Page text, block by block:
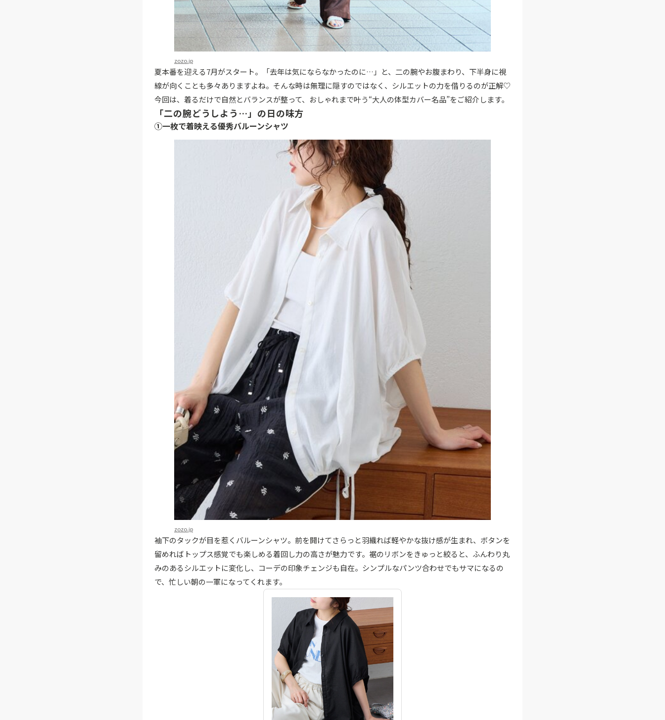
zozo.jp
夏本番を迎える7月がスタート。「去年は気にならなかったのに…」と、二の腕やお腹まわり、下半身に視
線が向くことも多々ありますよね。そんな時は無理に隠すのではなく、シルエットの力を借りるのが正解♡
今回は、着るだけで自然とバランスが整って、おしゃれまで叶う“大人の体型カバー名品”をご紹介します。
「二の腕どうしよう…」の日の味方
①一枚で着映える優秀バルーンシャツ
zozo.jp
袖下のタックが目を惹くバルーンシャツ。前を開けてさらっと羽織れば軽やかな抜け感が生まれ、ボタンを
留めればトップス感覚でも楽しめる着回し力の高さが魅力です。裾のリボンをきゅっと絞ると、ふんわり丸
みのあるシルエットに変化し、コーデの印象チェンジも自在。シンプルなパンツ合わせでもサマになるの
で、忙しい朝の一軍になってくれます。